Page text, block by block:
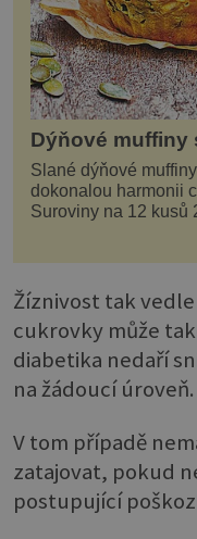
Dýňové muffiny
Slané dýňové
dokonalou harmonii
Suroviny na 12 kusů
olivového oleje sůl,
Žíznivost tak
cukrovky může
diabetika nedaří
na žádoucí úroveň.
V tom případě
zatajovat, pokud
postupující